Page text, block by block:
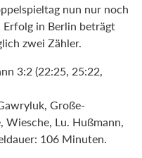
nun nur noch
Erfolg in Berlin beträgt
zwei Zähler.
3:2 (22:25, 25:22,
Große-
Wiesche, Lu. Hußmann,
106 Minuten.